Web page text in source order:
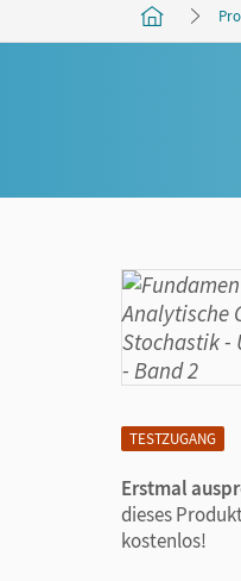
TESTZUGANG
Erstmal
dieses
kostenlos!